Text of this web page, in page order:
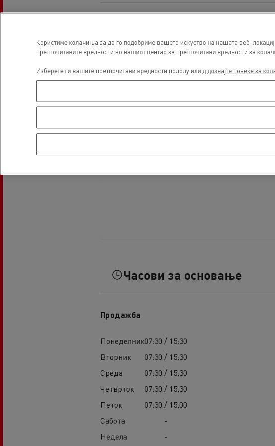
Часови за основање
Продажба
Понеделник07:30 / 15:30
Вторник
07:30 / 15:30
Среда
07:30 / 15:30
Четврток
07:30 / 15:30
Петок
07:30 / 15:00
Сабота
-
Недела
-
Користиме колачиња за да го подобриме вашето искуство на нашата веб-
претпочитаните вредности во нашиот центар за претпочитани вредности за
Изберете ги вашите претпочитани вредности подолу или д дознајте повеќе за